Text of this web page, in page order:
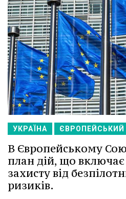
УКРАЇНА
В Європейському
план дій, що включає
захисту від
ризиків.